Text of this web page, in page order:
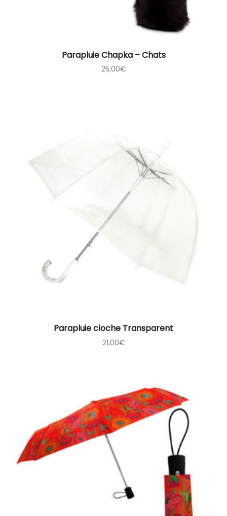
Parapluie Chapka – Chats
25,00€
Parapluie cloche Transparent
21,00€